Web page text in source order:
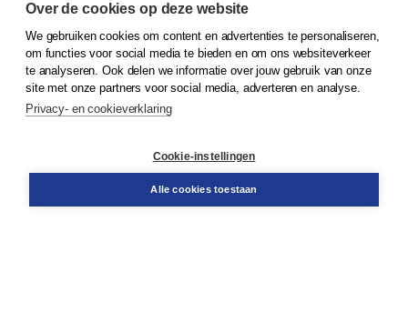
© 2026Koninklijke Boom uitgevers
Klantenservice
Service & informatie
Contact
Over de cookies op deze website
We gebruiken cookies om content en advertenties te personaliseren,
om functies voor social media te bieden en om ons websiteverkeer
te analyseren. Ook delen we informatie over jouw gebruik van onze
site met onze partners voor social media, adverteren en analyse.
Privacy- en cookieverklaring
Cookie-instellingen
Alle cookies toestaan